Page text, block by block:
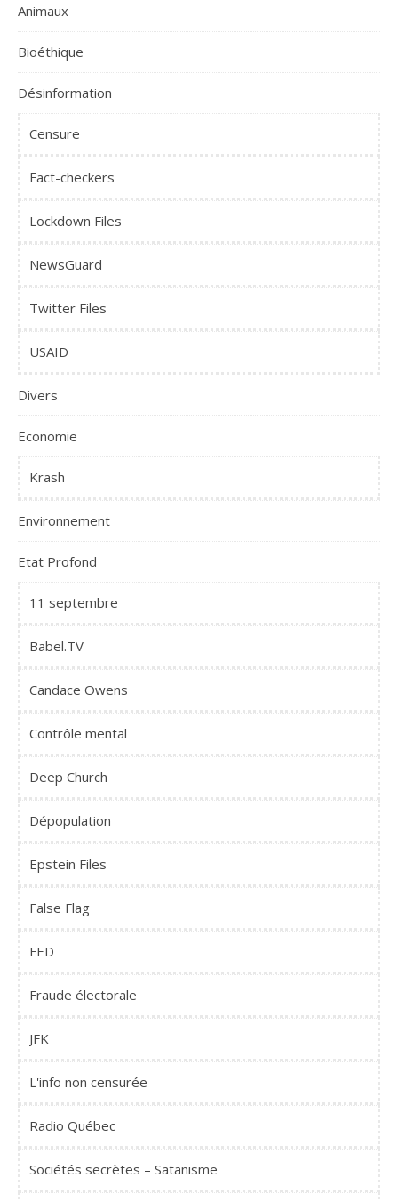
Animaux
Bioéthique
Désinformation
Censure
Fact-checkers
Lockdown Files
NewsGuard
Twitter Files
USAID
Divers
Economie
Krash
Environnement
Etat Profond
11 septembre
Babel.TV
Candace Owens
Contrôle mental
Deep Church
Dépopulation
Epstein Files
False Flag
FED
Fraude électorale
JFK
L'info non censurée
Radio Québec
Sociétés secrètes – Satanisme